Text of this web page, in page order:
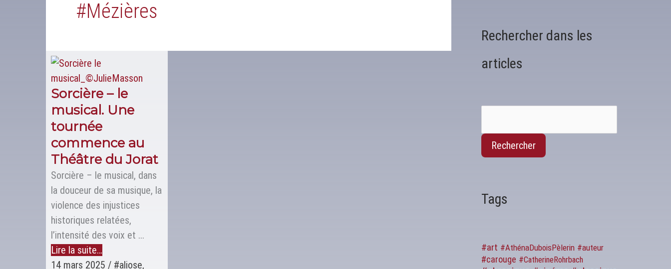
#mézières
Sorcière – le
musical. Une
tournée
commence au
Théâtre du Jorat
Sorcière – le musical, dans
la douceur de sa musique, la
violence des injustices
historiques relatées,
l’intensité des voix et ...
Lire la suite…
14 mars 2025 / #aliose,
Rechercher dans les
articles
Rechercher
Tags
#art #AthénaDuboisPèlerin #auteur
#carouge #CatherineRohrbach